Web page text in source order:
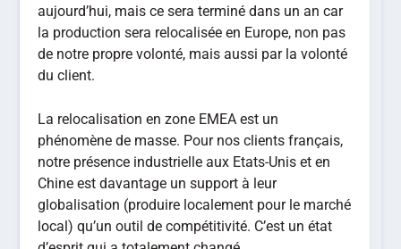
aujourd’hui, mais ce sera terminé dans un an car
la production sera relocalisée en Europe, non pas
de notre propre volonté, mais aussi par la volonté
du client.
La relocalisation en zone EMEA est un
phénomène de masse. Pour nos clients français,
notre présence industrielle aux Etats-Unis et en
Chine est davantage un support à leur
globalisation (produire localement pour le marché
local) qu’un outil de compétitivité. C’est un état